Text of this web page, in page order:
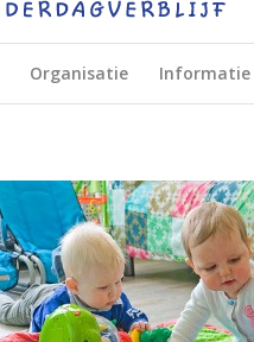
Organisatie Informatie